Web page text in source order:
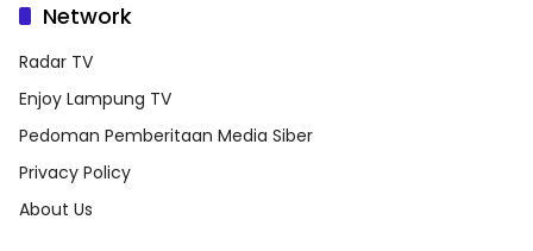
Network
Radar TV
Enjoy Lampung TV
Pedoman Pemberitaan Media Siber
Privacy Policy
About Us